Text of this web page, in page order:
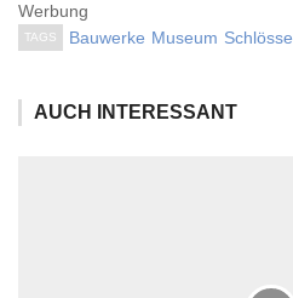
Werbung
TAGS Bauwerke Museum
AUCH INTERESSANT